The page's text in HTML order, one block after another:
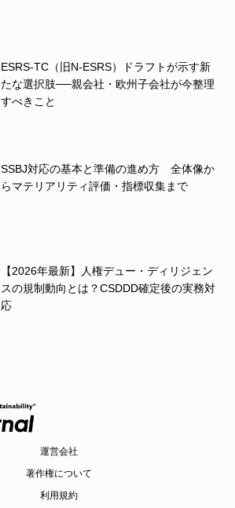
ESRS-TC（旧N-ESRS）ドラフトが示す新
たな選択肢──親会社・欧州子会社が今整理
すべきこと
SSBJ対応の基本と準備の進め方 全体像か
らマテリアリティ評価・指標収集まで
【2026年最新】人権デュー・ディリジェン
スの規制動向とは？CSDDD確定後の実務対
応
運営会社
著作権について
利用規約